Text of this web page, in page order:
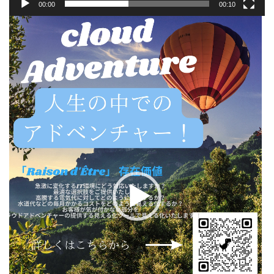
00:00 00:10
動
画
プ
レ
ー
ヤ
ー